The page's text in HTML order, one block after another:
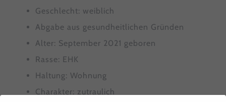
Geschlecht: weiblich
Abgabe aus gesundheitlichen Gründen
Alter: September 2021 geboren
Rasse: EHK
Haltung: Wohnung
Charakter: zutraulich